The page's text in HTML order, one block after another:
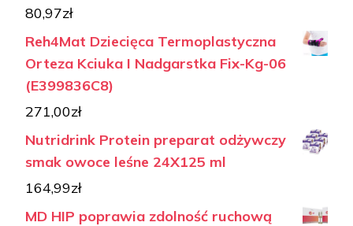
80,97zł
Reh4Mat Dziecięca Termoplastyczna
Orteza Kciuka I Nadgarstka Fix-Kg-06
(E399836C8)
271,00zł
Nutridrink Protein preparat odżywczy
smak owoce leśne 24X125 ml
164,99zł
MD HIP poprawia zdolność ruchową